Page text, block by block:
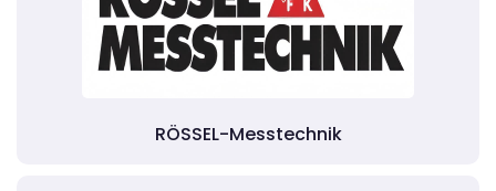
RÖSSEL-Messtechnik